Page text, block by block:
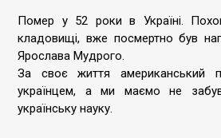
Помер у 52 роки в Україні.
кладовищі, вже посмертно був
Ярослава Мудрого.
За своє життя американський
українцем, а ми маємо не
українську науку.